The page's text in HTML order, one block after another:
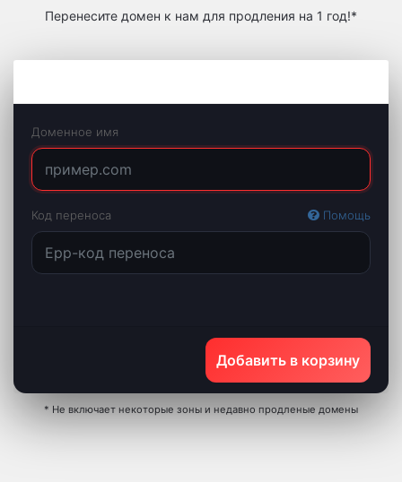
Перенесите домен к нам для продления на 1 год!*
Доменное имя
Код переноса Помощь
Добавить в корзину
* Не включает некоторые зоны и недавно продленые домены